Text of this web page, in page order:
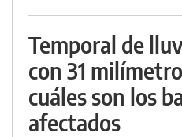
Temporal de
con 31
cuáles son los
afectados